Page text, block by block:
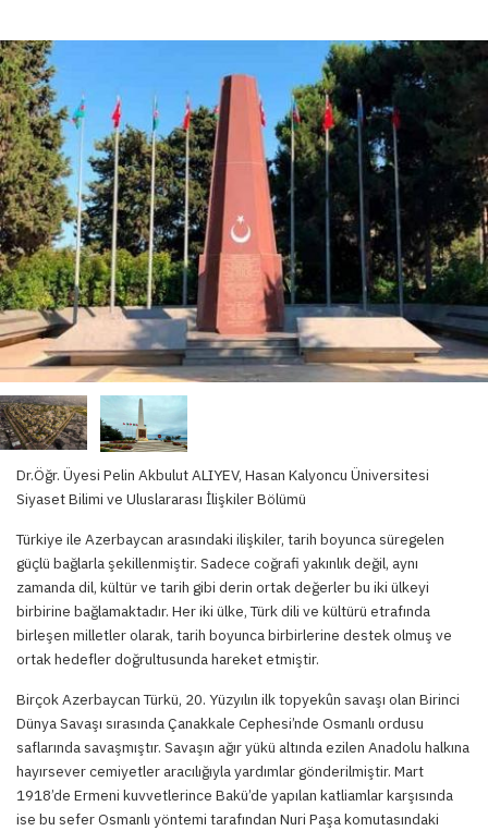
Dr.Öğr. Üyesi Pelin Akbulut ALIYEV, Hasan Kalyoncu Üniversitesi
Siyaset Bilimi ve Uluslararası İlişkiler Bölümü
Türkiye ile Azerbaycan arasındaki ilişkiler, tarih boyunca süregelen
güçlü bağlarla şekillenmiştir. Sadece coğrafi yakınlık değil, aynı
zamanda dil, kültür ve tarih gibi derin ortak değerler bu iki ülkeyi
birbirine bağlamaktadır. Her iki ülke, Türk dili ve kültürü etrafında
birleşen milletler olarak, tarih boyunca birbirlerine destek olmuş ve
ortak hedefler doğrultusunda hareket etmiştir.
Birçok Azerbaycan Türkü, 20. Yüzyılın ilk topyekûn savaşı olan Birinci
Dünya Savaşı sırasında Çanakkale Cephesi’nde Osmanlı ordusu
saflarında savaşmıştır. Savaşın ağır yükü altında ezilen Anadolu halkına
hayırsever cemiyetler aracılığıyla yardımlar gönderilmiştir. Mart
1918’de Ermeni kuvvetlerince Bakü’de yapılan katliamlar karşısında
ise bu sefer Osmanlı yöntemi tarafından Nuri Paşa komutasındaki